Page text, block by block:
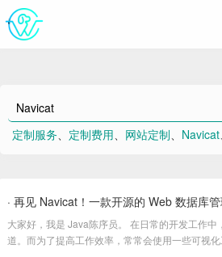
定制服务、 定制费用、 网站定制、 Navicat、
· 再见 Navicat！一款开源的 Web 数据库管
大家好，我是 Java陈序员。 在日常的开发工作
道。而为了提高工作效率，常常会使用一些可视